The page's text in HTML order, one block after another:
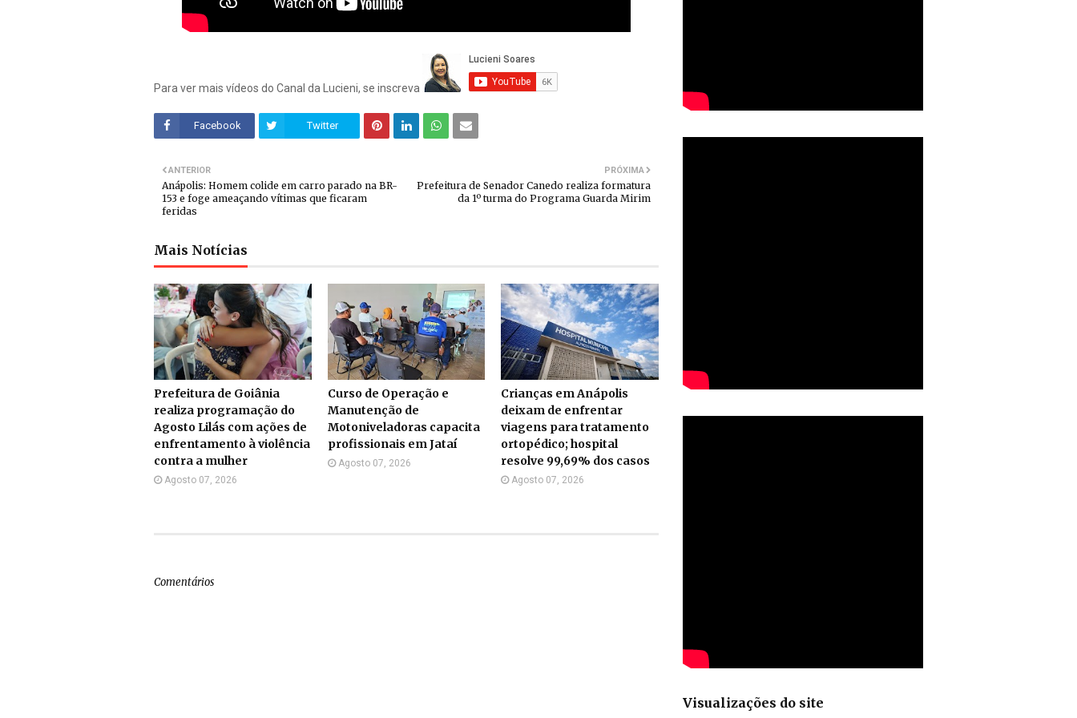
Para ver mais vídeos do Canal da Lucieni, se inscreva
Facebook Twitter
PRÓXIMA
Prefeitura de Senador Canedo realiza formatura
da 1º turma do Programa Guarda Mirim
ANTERIOR
Anápolis: Homem colide em carro parado na BR-
153 e foge ameaçando vítimas que ficaram
feridas
Mais Notícias
Prefeitura de Goiânia
realiza programação do
Agosto Lilás com ações de
enfrentamento à violência
contra a mulher
Agosto 07, 2026
Curso de Operação e
Manutenção de
Motoniveladoras capacita
profissionais em Jataí
Agosto 07, 2026
Crianças em Anápolis
deixam de enfrentar
viagens para tratamento
ortopédico; hospital
resolve 99,69% dos casos
Agosto 07, 2026
Comentários
Visualizações do site